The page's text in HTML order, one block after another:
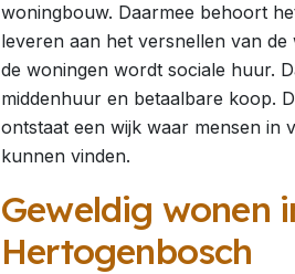
woningbouw. Daarmee behoort
leveren aan het versnellen van
de woningen wordt sociale huur.
middenhuur en betaalbare koop.
ontstaat een wijk waar mensen in
kunnen vinden.
Geweldig wonen
Hertogenbosch